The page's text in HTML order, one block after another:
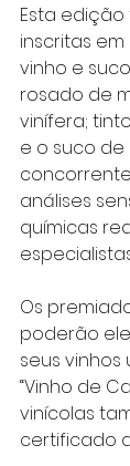
Esta edição
inscritas
vinho e
rosado de
vinífera;
e o suco de
análises
químicas
Os
poderão
seus vinhos
“Vinho de
vinícolas
certificado